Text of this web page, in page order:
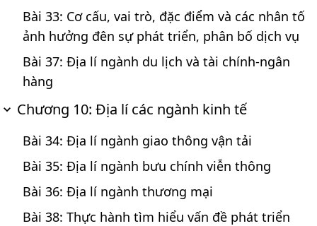
Bài 33: Cơ cấu, vai trò, đặc điểm và các nhân tố
ảnh hưởng đên sự phát triển, phân bố dịch vụ
Bài 37: Địa lí ngành du lịch và tài chính-ngân
hàng
Chương 10: Địa lí các ngành kinh tế
Bài 34: Địa lí ngành giao thông vận tải
Bài 35: Địa lí ngành bưu chính viễn thông
Bài 36: Địa lí ngành thương mại
Bài 38: Thực hành tìm hiểu vấn đề phát triển